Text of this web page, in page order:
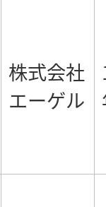
株式会社
エーゲル